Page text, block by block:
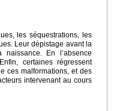
les séquestrations, les
Leur dépistage avant la
En l’absence
certaines régressent
ces malformations, et des
intervenant au cours